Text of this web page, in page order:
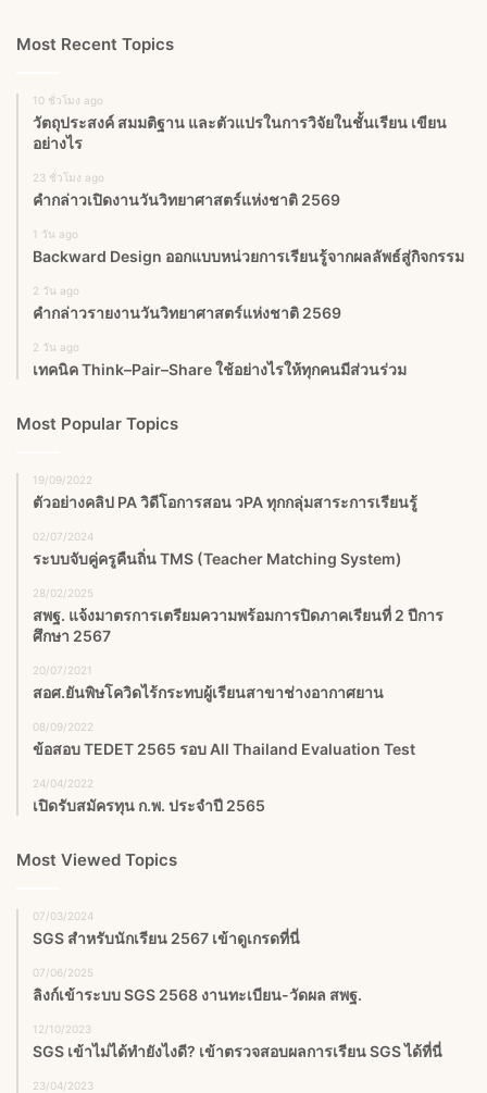
Most Recent Topics
10 ชั่วโมง ago
วัตถุประสงค์ สมมติฐาน และตัวแปรในการวิจัยในชั้นเรียน เขียน
อย่างไร
23 ชั่วโมง ago
คำกล่าวเปิดงานวันวิทยาศาสตร์แห่งชาติ 2569
1 วัน ago
Backward Design ออกแบบหน่วยการเรียนรู้จากผลลัพธ์สู่กิจกรรม
2 วัน ago
คำกล่าวรายงานวันวิทยาศาสตร์แห่งชาติ 2569
2 วัน ago
เทคนิค Think–Pair–Share ใช้อย่างไรให้ทุกคนมีส่วนร่วม
Most Popular Topics
19/09/2022
ตัวอย่างคลิป PA วิดีโอการสอน วPA ทุกกลุ่มสาระการเรียนรู้
02/07/2024
ระบบจับคู่ครูคืนถิ่น TMS (Teacher Matching System)
28/02/2025
สพฐ. แจ้งมาตรการเตรียมความพร้อมการปิดภาคเรียนที่ 2 ปีการ
ศึกษา 2567
20/07/2021
สอศ.ยันพิษโควิดไร้กระทบผู้เรียนสาขาช่างอากาศยาน
08/09/2022
ข้อสอบ TEDET 2565 รอบ All Thailand Evaluation Test
24/04/2022
เปิดรับสมัครทุน ก.พ. ประจำปี 2565
Most Viewed Topics
07/03/2024
SGS สําหรับนักเรียน 2567 เข้าดูเกรดที่นี่
07/06/2025
ลิงก์เข้าระบบ SGS 2568 งานทะเบียน-วัดผล สพฐ.
12/10/2023
SGS เข้าไม่ได้ทำยังไงดี? เข้าตรวจสอบผลการเรียน SGS ได้ที่นี่
23/04/2023